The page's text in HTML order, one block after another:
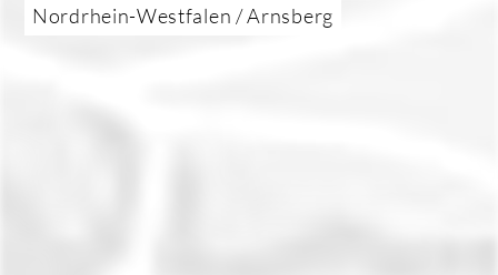
Nordrhein-Westfalen / Arnsberg